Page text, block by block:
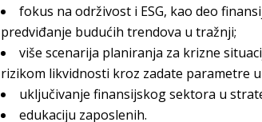
fokus na održivost i ESG, kao deo
predviđanje budućih trendova u tražnji;
više scenarija planiranja za krizne
rizikom likvidnosti kroz zadate parametre u
uključivanje finansijskog sektora u
edukaciju zaposlenih.